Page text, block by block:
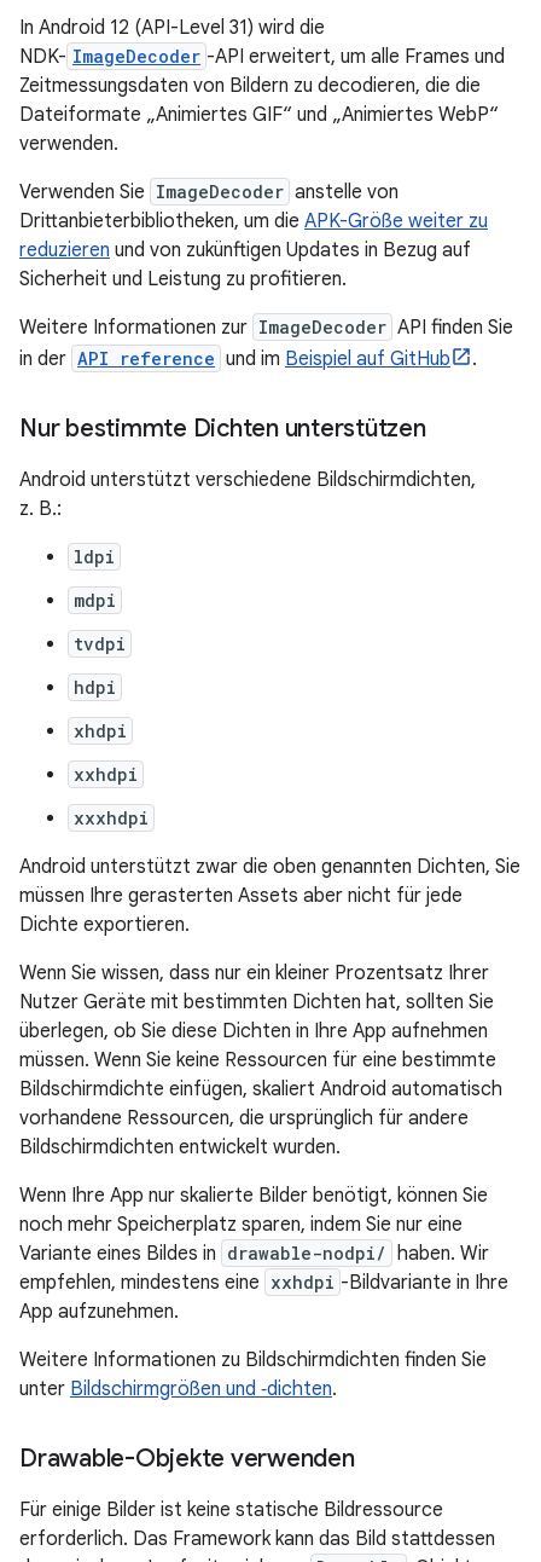
In Android 12 (API-Level 31) wird die
NDK- ImageDecoder -API erweitert, um alle Frames und
Zeitmessungsdaten von Bildern zu decodieren, die die
Dateiformate „Animiertes GIF“ und „Animiertes WebP“
verwenden.
Verwenden Sie ImageDecoder anstelle von
Drittanbieterbibliotheken, um die APK-Größe weiter zu
reduzieren und von zukünftigen Updates in Bezug auf
Sicherheit und Leistung zu profitieren.
Weitere Informationen zur ImageDecoder API finden Sie
in der API reference und im Beispiel auf GitHub .
Nur bestimmte Dichten unterstützen
Android unterstützt verschiedene Bildschirmdichten,
z. B.:
ldpi
mdpi
tvdpi
hdpi
xhdpi
xxhdpi
xxxhdpi
Android unterstützt zwar die oben genannten Dichten, Sie
müssen Ihre gerasterten Assets aber nicht für jede
Dichte exportieren.
Wenn Sie wissen, dass nur ein kleiner Prozentsatz Ihrer
Nutzer Geräte mit bestimmten Dichten hat, sollten Sie
überlegen, ob Sie diese Dichten in Ihre App aufnehmen
müssen. Wenn Sie keine Ressourcen für eine bestimmte
Bildschirmdichte einfügen, skaliert Android automatisch
vorhandene Ressourcen, die ursprünglich für andere
Bildschirmdichten entwickelt wurden.
Wenn Ihre App nur skalierte Bilder benötigt, können Sie
noch mehr Speicherplatz sparen, indem Sie nur eine
Variante eines Bildes in drawable-nodpi/ haben. Wir
empfehlen, mindestens eine xxhdpi -Bildvariante in Ihre
App aufzunehmen.
Weitere Informationen zu Bildschirmdichten finden Sie
unter Bildschirmgrößen und ‑dichten.
Drawable-Objekte verwenden
Für einige Bilder ist keine statische Bildressource
erforderlich. Das Framework kann das Bild stattdessen